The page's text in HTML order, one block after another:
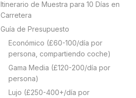
Itinerario de Muestra para 10 Días en
Carretera
Guía de Presupuesto
Económico (£60-100/día por
persona, compartiendo coche)
Gama Media (£120-200/día por
persona)
Lujo (£250-400+/día por